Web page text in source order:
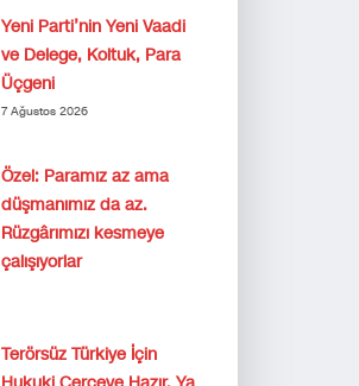
Yeni Parti’nin Yeni Vaadi
ve Delege, Koltuk, Para
Üçgeni
7 Ağustos 2026
Özel: Paramız az ama
düşmanımız da az.
Rüzgârımızı kesmeye
çalışıyorlar
Terörsüz Türkiye İçin